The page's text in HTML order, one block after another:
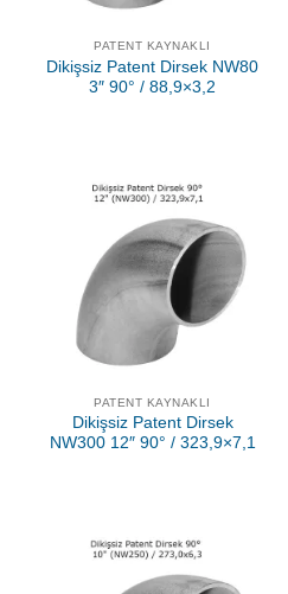
PATENT KAYNAKLI
Dikişsiz Patent Dirsek NW80
3″ 90° / 88,9×3,2
PATENT KAYNAKLI
Dikişsiz Patent Dirsek
NW300 12″ 90° / 323,9×7,1